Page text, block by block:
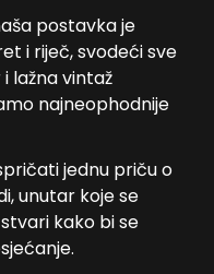
postavka je
i riječ, svodeći sve
lažna vintaž
najneophodnije
jednu priču o
unutar koje se
kako bi se